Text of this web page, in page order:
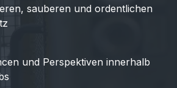
sauberen und ordentlichen
und Perspektiven innerhalb